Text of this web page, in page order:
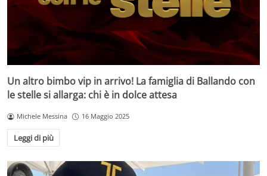
Un altro bimbo vip in arrivo! La famiglia di Ballando con
le stelle si allarga: chi è in dolce attesa
Michele Messina 16 Maggio 2025
Leggi di più